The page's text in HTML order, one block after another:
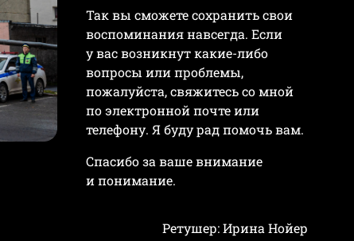
Так вы сможете сохранить свои
воспоминания навсегда. Если
у вас возникнут какие-либо
вопросы или проблемы,
пожалуйста, свяжитесь со мной
по электронной почте или
телефону. Я буду рад помочь вам.
Спасибо за ваше внимание
и понимание.
Ретушер: Ирина Нойер